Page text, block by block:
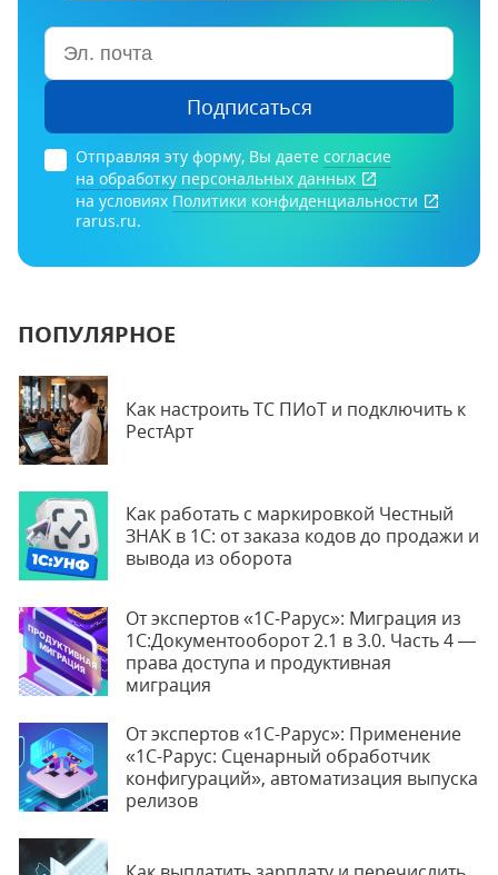
Подписаться
Отправляя эту форму, Вы даете согласие
на обработку персональных данных
на условиях Политики конфиденциальности
rarus.ru.
ПОПУЛЯРНОЕ
Как настроить ТС ПИоТ и подключить к
РестАрт
Как работать с маркировкой Честный
ЗНАК в 1С: от заказа кодов до продажи и
вывода из оборота
От экспертов «1С-Рарус»: Миграция из
1С:Документооборот 2.1 в 3.0. Часть 4 —
права доступа и продуктивная
миграция
От экспертов «1С-Рарус»: Применение
«1С-Рарус: Сценарный обработчик
конфигураций», автоматизация выпуска
релизов